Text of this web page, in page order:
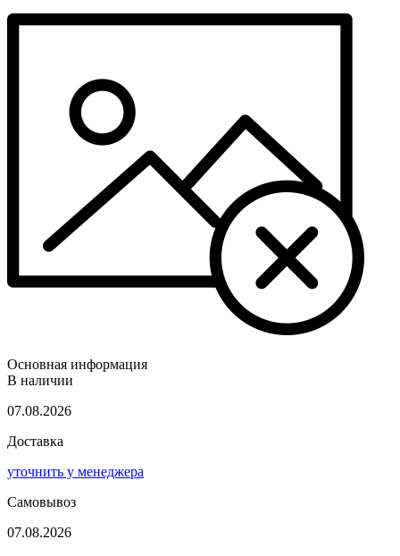
Основная информация
В наличии
07.08.2026
Доставка
уточнить у менеджера
Самовывоз
07.08.2026